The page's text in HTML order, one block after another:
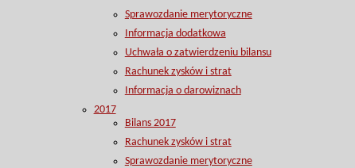
Sprawozdanie merytoryczne
Informacja dodatkowa
Uchwała o zatwierdzeniu bilansu
Rachunek zysków i strat
Informacja o darowiznach
2017
Bilans 2017
Rachunek zysków i strat
Sprawozdanie merytoryczne